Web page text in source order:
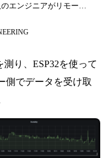
エンジニアがリモート
その開催の準備から発
、基本的に毎年ハッカ
いたので...
り、ESP32を使って
側でデータを受け取